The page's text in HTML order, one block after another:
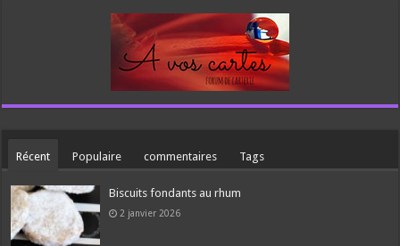
Récent Populaire commentaires Tags
Biscuits fondants au rhum
2 janvier 2026